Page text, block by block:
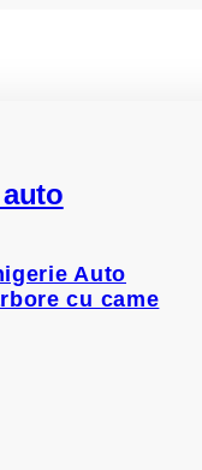
Auto
cu came